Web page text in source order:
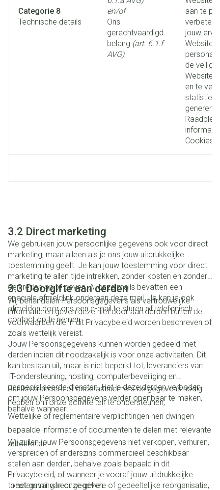
Categorie 8
Technische details
en/of
Ons
gerechtvaardigd
belang (art. 6.1.f
AVG)
aan te
jouw
Website
de
Website
en te
Cookies.
3.2 Direct marketing
We gebruiken jouw persoonlijke gegevens ook voor direct
marketing, maar alleen als je ons jouw uitdrukkelijke
toestemming geeft. Je kan jouw toestemming voor direct
marketing te allen tijde intrekken, zonder kosten en zonder
een reden op te geven. Al onze mails bevatten een
speciale afmeldlink onderaan deze mail. Je kan je ook
afmelden door ons een e-mail te sturen of telefonisch
contact op te nemen.
3.3 Doorgifte aan derden
Wij behandelen Persoonsgegevens als vertrouwelijke
informatie en geven deze niet door aan derden buiten de
voorwaarden die in dit Privacybeleid worden beschreven of
zoals wettelijk vereist.
Jouw Persoonsgegevens kunnen worden gedeeld met
derden indien dit noodzakelijk is voor onze activiteiten. Dit
kan bestaan uit, maar is niet beperkt tot, leveranciers van
IT-ondersteuning, hosting, computerbeveiliging en
gespecialiseerde diensten. Het is deze derden verboden
om jouw Persoonsgegevens verder openbaar te maken,
behalve wanneer:
Hun leveranciers of onderaannemers de gegevens nodig
hebben om onze activiteiten te ondersteunen;
Wettelijke of reglementaire verplichtingen hen dwingen
bepaalde informatie of documenten te delen met relevante
autoriteiten.
Wij zullen jouw Persoonsgegevens niet verkopen, verhuren,
verspreiden of anderszins commercieel beschikbaar
stellen aan derden, behalve zoals bepaald in dit
Privacybeleid, of wanneer je vooraf jouw uitdrukkelijke
toestemming hebt gegeven.
In het geval van onze gehele of gedeeltelijke reorganisatie,